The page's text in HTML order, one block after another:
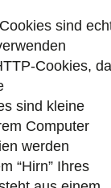
sind
Cookies, da
sind kleine
Computer
werden
“Hirn” Ihres